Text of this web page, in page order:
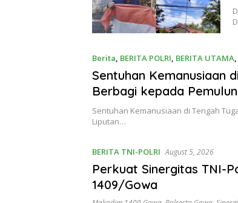
Berita, BERITA POLRI, BERITA UTAMA,
Sentuhan Kemanusiaan
Berbagi kepada
Sentuhan Kemanusiaan di Tengah
Liputan…
BERITA TNI-POLRI August 5, 2026
Perkuat Sinergitas TNI-
1409/Gowa